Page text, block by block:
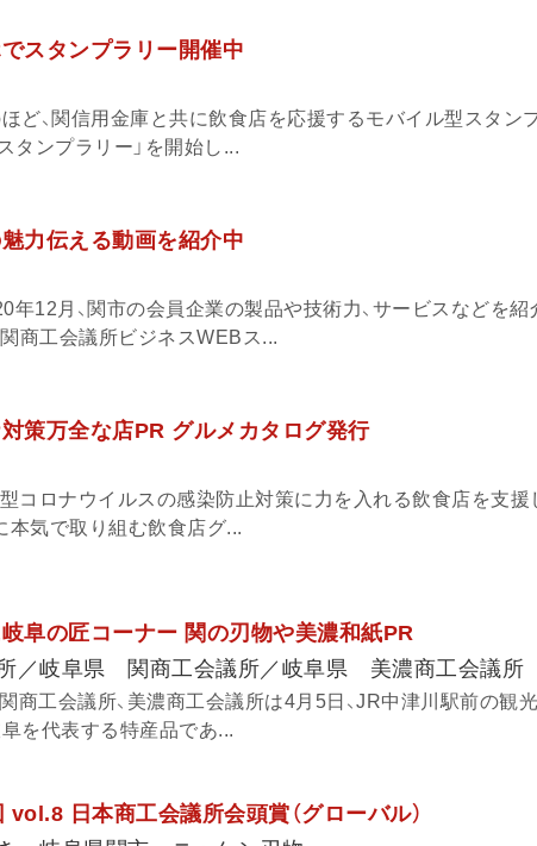
スタンプラリー開催中
ど、関信用金庫と共に飲食店を応援するモバイル型スタン
タンプラリー」を開始し...
力伝える動画を紹介中
年12月、関市の会員企業の製品や技術力、サービスなどを紹
商工会議所ビジネスWEBス...
策万全な店PR グルメカタログ発行
型コロナウイルスの感染防止対策に力を入れる飲食店を支援
本気で取り組む飲食店グ...
阜の匠コーナー 関の刃物や美濃和紙PR
／岐阜県 関商工会議所／岐阜県 美濃商工会議所
商工会議所、美濃商工会議所は4月5日、JR中津川駅前の観
阜を代表する特産品であ...
日本商工会議所会頭賞（グローバル）